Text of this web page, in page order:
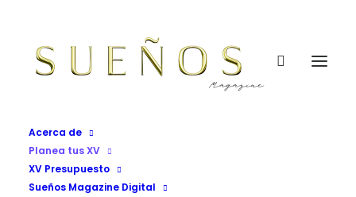
Acerca de
Planea tus XV
XV Presupuesto
Sueños Magazine Digital
Home Planea tus XV